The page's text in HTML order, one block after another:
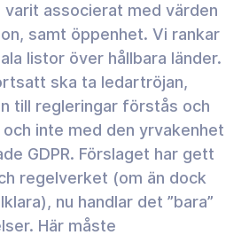
varit associerat med värden
samt öppenhet. Vi rankar
listor över hållbara länder.
ska ta ledartröjan,
till regleringar förstås och
inte med den yrvakenhet
GDPR. Förslaget har gett
regelverket (om än dock
nu handlar det ”bara”
Här måste